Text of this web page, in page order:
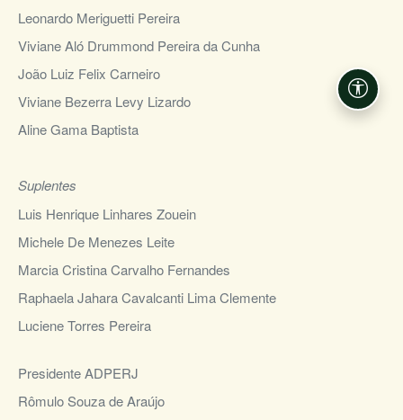
Leonardo Meriguetti Pereira
Viviane Aló Drummond Pereira da Cunha
João Luiz Felix Carneiro
Viviane Bezerra Levy Lizardo
Aline Gama Baptista
Suplentes
Luis Henrique Linhares Zouein
Michele De Menezes Leite
Marcia Cristina Carvalho Fernandes
Raphaela Jahara Cavalcanti Lima Clemente
Luciene Torres Pereira
Presidente ADPERJ
Rômulo Souza de Araújo